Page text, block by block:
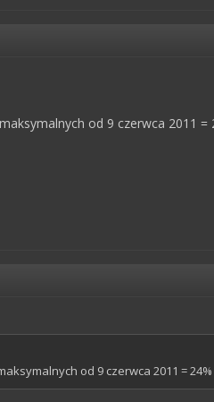
od 9 czerwca 2011 =
od 9 czerwca 2011 =